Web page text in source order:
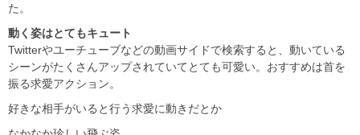
た。
動く姿はとてもキュート
Twitterやユーチューブなどの動画サイドで検索すると、動いている
シーンがたくさんアップされていてとても可愛い。おすすめは首を
振る求愛アクション。
好きな相手がいると行う求愛に動きだとか